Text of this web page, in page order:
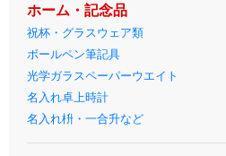
ホーム・記念品
祝杯・グラスウェア類
ボールペン筆記具
光学ガラスペーパーウエイト
名入れ卓上時計
名入れ枡・一合升など